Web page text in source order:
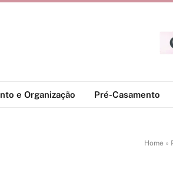
e Organização Pré-Casamento
Home »